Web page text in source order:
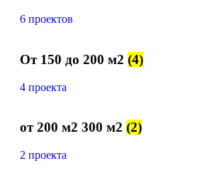
6 проектов
От 150 до 200 м2 (4)
4 проекта
от 200 м2 300 м2 (2)
2 проекта